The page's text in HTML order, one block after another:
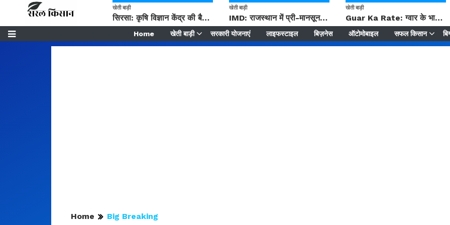
खेती बाड़ी
सिरसा: कृषि विज्ञान केंद्र की बैठक में फसल बीमा विधि कारण व कृषि उद्यमिता बढ़ावा देने पर चर्चा
खेती बाड़ी
IMD: राजस्थान में प्री-मानसून की सामान्य से 74% अधिक बारिश, दस्तक में देरी और मानसून कमजोर रहेगा
खेती बाड़ी
Guar Ka Rate: ग्वार के भाव में हल्की बढ़ोतरी, बढ़ सकता है बुवाई का रकबा
Home खेती बाड़ी सरकारी योजनाएं लाइफस्टाइल बिज़नेस ऑटोमोबाइल सफल किसान
Home Big Breaking